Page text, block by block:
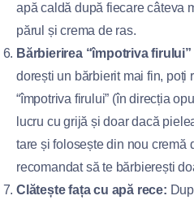
apă caldă după fiecare câteva
părul și crema de ras.
Bărbierirea “împotriva
dorești un bărbierit mai fin, poți
“împotriva firului” (în direcția
lucru cu grijă și doar dacă
tare și folosește din nou cremă
recomandat să te bărbierești
Clătește fața cu apă rece: